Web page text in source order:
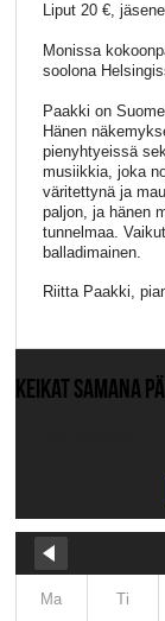
Liput 20 €,
Monissa
soolona
Paakki on
Hänen
pienyhtyeissä
musiikkia, joka
väritettynä ja
paljon, ja hänen
tunnelmaa.
balladimainen.
Riitta Paakki,
KEIKAT SAMANA
Ma Ti